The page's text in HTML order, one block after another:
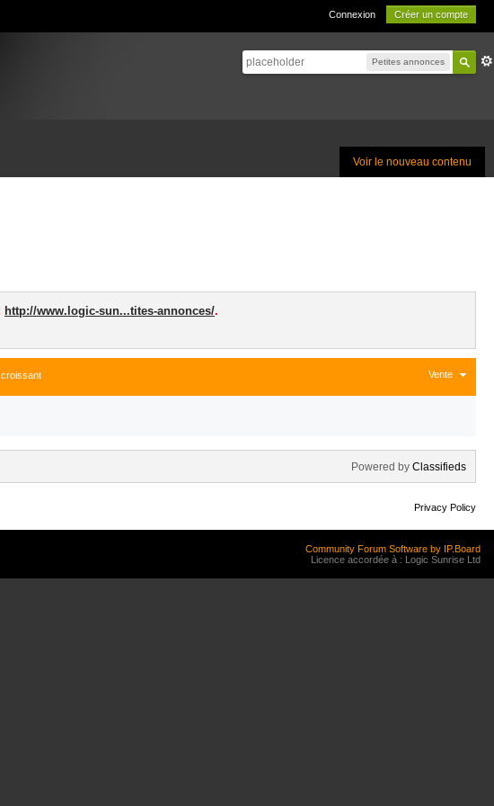
Connexion Créer un compte
Petites annonces
Voir le nouveau contenu
http://www.logic-sun...tites-annonces/.
Vente
Powered by Classifieds
Privacy Policy
Community Forum Software by IP.Board
Licence accordée à : Logic Sunrise Ltd